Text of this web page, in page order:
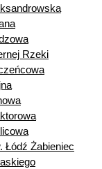
Rzeki
Łódź Żabieniec